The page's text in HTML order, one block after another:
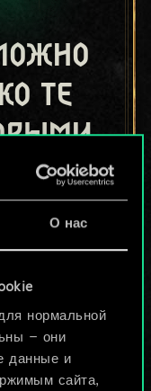
О нас
нормальной
— они
данные и
сайта,
те
быть
её